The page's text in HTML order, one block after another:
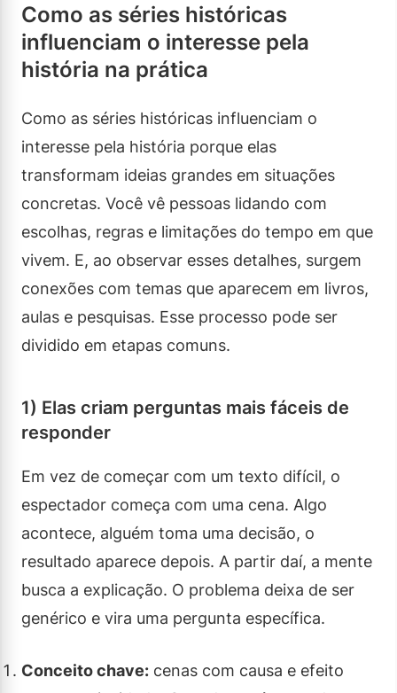
Como as séries históricas
influenciam o interesse pela
história na prática
Como as séries históricas influenciam o
interesse pela história porque elas
transformam ideias grandes em situações
concretas. Você vê pessoas lidando com
escolhas, regras e limitações do tempo em que
vivem. E, ao observar esses detalhes, surgem
conexões com temas que aparecem em livros,
aulas e pesquisas. Esse processo pode ser
dividido em etapas comuns.
1) Elas criam perguntas mais fáceis de
responder
Em vez de começar com um texto difícil, o
espectador começa com uma cena. Algo
acontece, alguém toma uma decisão, o
resultado aparece depois. A partir daí, a mente
busca a explicação. O problema deixa de ser
genérico e vira uma pergunta específica.
Conceito chave: cenas com causa e efeito